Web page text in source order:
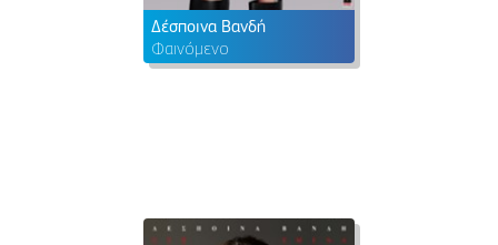
Δέσποινα Βανδή
Φαινόμενο